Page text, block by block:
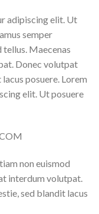
adipiscing elit. Ut
semper
tellus. Maecenas
Donec volutpat
posuere. Lorem
elit. Ut posuere
non euismod
interdum volutpat.
sed blandit lacus